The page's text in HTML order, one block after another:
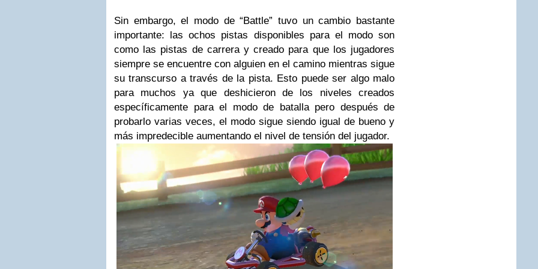
Sin embargo, el modo de “Battle” tuvo un cambio bastante
importante: las ochos pistas disponibles para el modo son
como las pistas de carrera y creado para que los jugadores
siempre se encuentre con alguien en el camino mientras sigue
su transcurso a través de la pista. Esto puede ser algo malo
para muchos ya que deshicieron de los niveles creados
específicamente para el modo de batalla pero después de
probarlo varias veces, el modo sigue siendo igual de bueno y
más impredecible aumentando el nivel de tensión del jugador.